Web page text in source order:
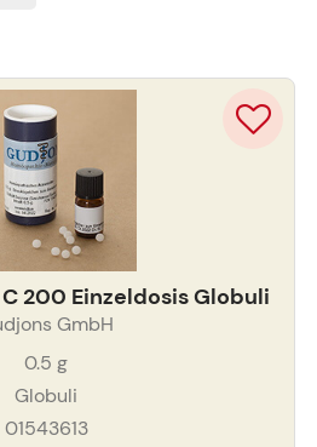
C 200 Einzeldosis Globuli
GmbH
0.5 g
Globuli
01543613